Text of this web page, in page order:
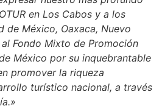
en Los Cabos y a los
de México, Oaxaca, Nuevo
Fondo Mixto de Promoción
México por su inquebrantable
promover la riqueza
turístico nacional, a través